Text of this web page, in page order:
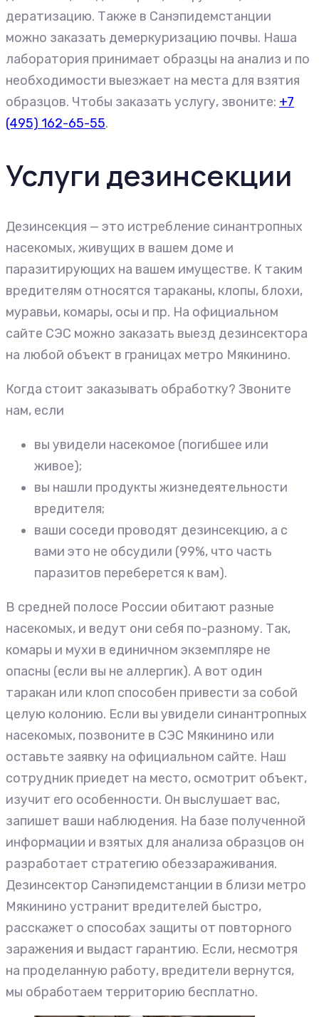
дератизацию. Также в Санэпидемстанции
можно заказать демеркуризацию почвы. Наша
лаборатория принимает образцы на анализ и по
необходимости выезжает на места для взятия
образцов. Чтобы заказать услугу, звоните: +7
(495) 162-65-55.
Услуги дезинсекции
Дезинсекция — это истребление синантропных
насекомых, живущих в вашем доме и
паразитирующих на вашем имуществе. К таким
вредителям относятся тараканы, клопы, блохи,
муравьи, комары, осы и пр. На официальном
сайте СЭС можно заказать выезд дезинсектора
на любой объект в границах метро Мякинино.
Когда стоит заказывать обработку? Звоните
нам, если
вы увидели насекомое (погибшее или
живое);
вы нашли продукты жизнедеятельности
вредителя;
ваши соседи проводят дезинсекцию, а с
вами это не обсудили (99%, что часть
паразитов переберется к вам).
В средней полосе России обитают разные
насекомых, и ведут они себя по-разному. Так,
комары и мухи в единичном экземпляре не
опасны (если вы не аллергик). А вот один
таракан или клоп способен привести за собой
целую колонию. Если вы увидели синантропных
насекомых, позвоните в СЭС Мякинино или
оставьте заявку на официальном сайте. Наш
сотрудник приедет на место, осмотрит объект,
изучит его особенности. Он выслушает вас,
запишет ваши наблюдения. На базе полученной
информации и взятых для анализа образцов он
разработает стратегию обеззараживания.
Дезинсектор Санэпидемстанции в близи метро
Мякинино устранит вредителей быстро,
расскажет о способах защиты от повторного
заражения и выдаст гарантию. Если, несмотря
на проделанную работу, вредители вернутся,
мы обработаем территорию бесплатно.